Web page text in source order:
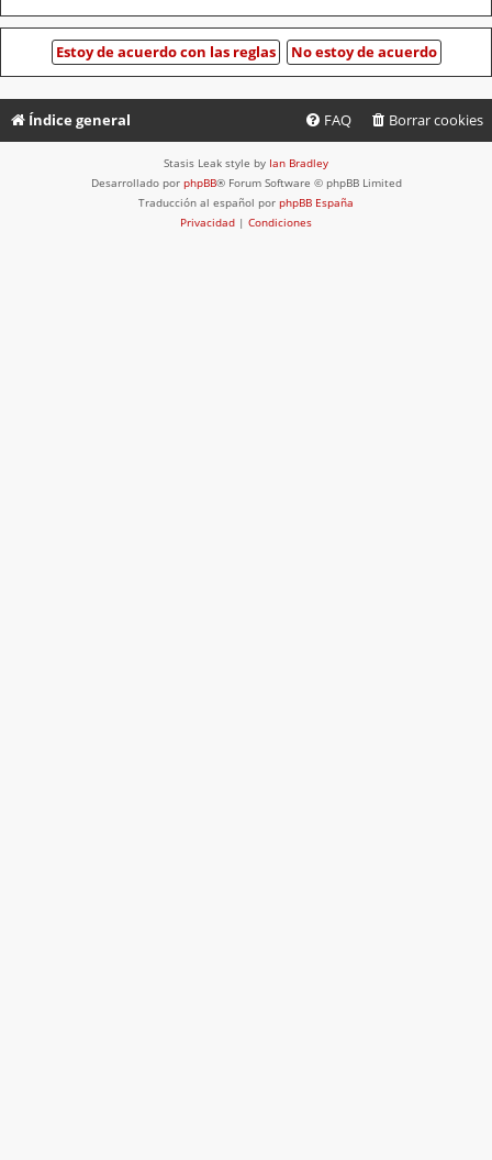
Índice general Borrar cookies
FAQ
Stasis Leak style by Ian Bradley
Desarrollado por phpBB® Forum Software © phpBB Limited
Traducción al español por phpBB España
Privacidad | Condiciones